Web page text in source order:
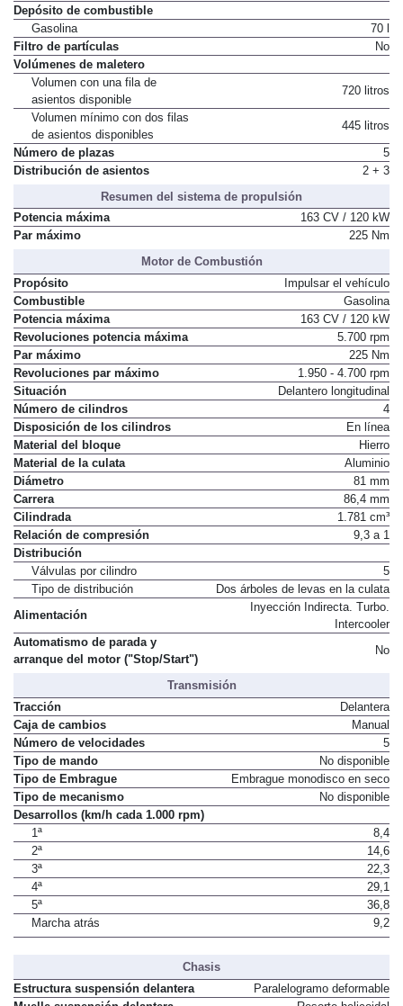
Depósito de combustible
Gasolina
70 l
Filtro de partículas
No
Volúmenes de maletero
Volumen con una fila de
asientos disponible
720 litros
Volumen mínimo con dos filas
de asientos disponibles
445 litros
Número de plazas
5
Distribución de asientos
2 + 3
Resumen del sistema de propulsión
Potencia máxima
163 CV / 120 kW
Par máximo
225 Nm
Motor de Combustión
Propósito
Impulsar el vehículo
Combustible
Gasolina
Potencia máxima
163 CV / 120 kW
Revoluciones potencia máxima
5.700 rpm
Par máximo
225 Nm
Revoluciones par máximo
1.950 - 4.700 rpm
Situación
Delantero longitudinal
Número de cilindros
4
Disposición de los cilindros
En línea
Material del bloque
Hierro
Material de la culata
Aluminio
Diámetro
81 mm
Carrera
86,4 mm
Cilindrada
1.781 cm³
Relación de compresión
9,3 a 1
Distribución
Válvulas por cilindro
5
Tipo de distribución
Dos árboles de levas en la culata
Alimentación
Inyección Indirecta. Turbo.
Intercooler
Automatismo de parada y
arranque del motor ("Stop/Start")
No
Transmisión
Tracción
Delantera
Caja de cambios
Manual
Número de velocidades
5
Tipo de mando
No disponible
Tipo de Embrague
Embrague monodisco en seco
Tipo de mecanismo
No disponible
Desarrollos (km/h cada 1.000 rpm)
1ª
8,4
2ª
14,6
3ª
22,3
4ª
29,1
5ª
36,8
Marcha atrás
9,2
Chasis
Estructura suspensión delantera
Paralelogramo deformable